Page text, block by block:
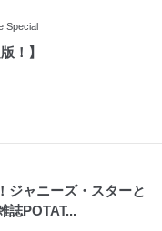
Special
！】
ジャニーズ・スターと
誌POTAT...